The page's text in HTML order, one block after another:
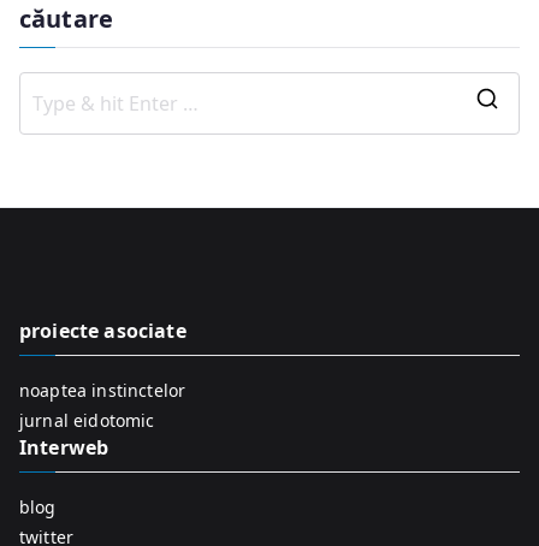
căutare
o
proiecte asociate
noaptea instinctelor
jurnal eidotomic
Interweb
blog
twitter